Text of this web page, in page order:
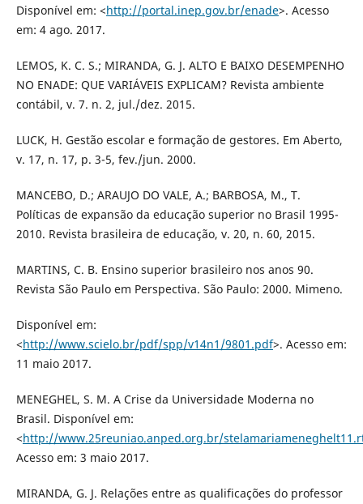
Disponível em: <http://portal.inep.gov.br/enade>. Acesso
em: 4 ago. 2017.
LEMOS, K. C. S.; MIRANDA, G. J. ALTO E BAIXO DESEMPENHO
NO ENADE: QUE VARIÁVEIS EXPLICAM? Revista ambiente
contábil, v. 7. n. 2, jul./dez. 2015.
LUCK, H. Gestão escolar e formação de gestores. Em Aberto,
v. 17, n. 17, p. 3-5, fev./jun. 2000.
MANCEBO, D.; ARAUJO DO VALE, A.; BARBOSA, M., T.
Políticas de expansão da educação superior no Brasil 1995-
2010. Revista brasileira de educação, v. 20, n. 60, 2015.
MARTINS, C. B. Ensino superior brasileiro nos anos 90.
Revista São Paulo em Perspectiva. São Paulo: 2000. Mimeno.
Disponível em:
<http://www.scielo.br/pdf/spp/v14n1/9801.pdf>. Acesso em:
11 maio 2017.
MENEGHEL, S. M. A Crise da Universidade Moderna no
Brasil. Disponível em:
<http://www.25reuniao.anped.org.br/
Acesso em: 3 maio 2017.
MIRANDA, G. J. Relações entre as qualificações do professor